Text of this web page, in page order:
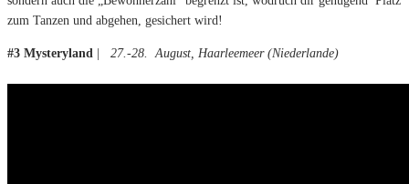
zum Tanzen und abgehen, gesichert wird!
#3 Mysteryland 27.-28. August, Haarleemeer (Niederlande)